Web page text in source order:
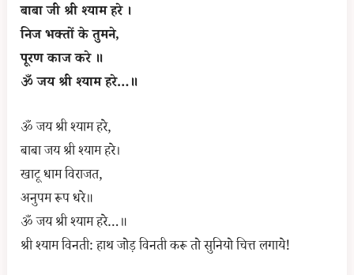
बाबा जी श्री श्याम हरे ।
निज भक्तों के तुमने,
पूरण काज करे ॥
ॐ जय श्री श्याम हरे…॥
ॐ जय श्री श्याम हरे,
बाबा जय श्री श्याम हरे।
खाटू धाम विराजत,
अनुपम रूप धरे॥
ॐ जय श्री श्याम हरे…॥
श्री श्याम विनती: हाथ जोड़ विनती करू तो सुनियो चित्त लगाये!